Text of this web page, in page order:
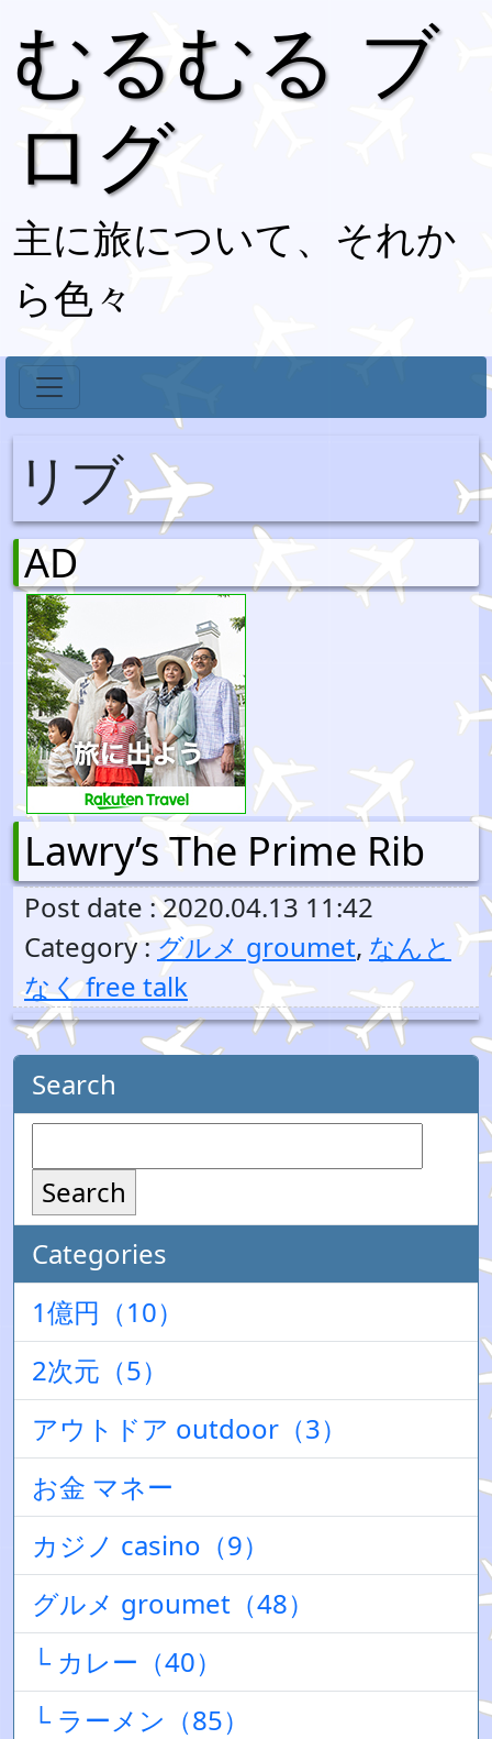
むるむる ブ
ログ
主に旅について、それか
ら色々
リブ
AD
Lawry’s The Prime Rib
Post date : 2020.04.13 11:42
Category : グルメ groumet, なんと
なく free talk
Search
Search
Categories
1億円（10）
2次元（5）
アウトドア outdoor（3）
お金 マネー
カジノ casino（9）
グルメ groumet（48）
└ カレー（40）
└ ラーメン（85）